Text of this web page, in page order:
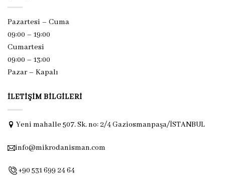
Pazartesi – Cuma
09:00 – 19:00
Cumartesi
09:00 – 13:00
Pazar – Kapalı
İLETIŞIM BILGILERI
Yeni mahalle 507. Sk. no: 2/4 Gaziosmanpaşa/İSTANBUL
info@mikrodanisman.com
+90 531 699 24 64